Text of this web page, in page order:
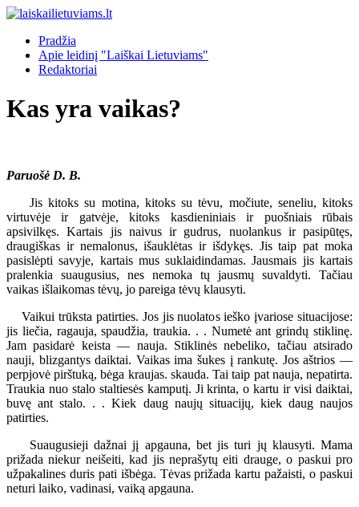
Pradžia
Apie leidinį "Laiškai Lietuviams"
Redaktoriai
Kas yra vaikas?
Paruošė D. B.
Jis kitoks su motina, kitoks su tėvu, močiute, seneliu, kitoks
virtuvėje ir gatvėje, kitoks kasdieniniais ir puošniais rūbais
apsivilkęs. Kartais jis naivus ir gudrus, nuolankus ir pasipūtęs,
draugiškas ir nemalonus, išauklėtas ir išdykęs. Jis taip pat moka
pasislėpti savyje, kartais mus suklaidindamas. Jausmais jis kartais
pralenkia suaugusius, nes nemoka tų jausmų suvaldyti. Tačiau
vaikas išlaikomas tėvų, jo pareiga tėvų klausyti.
Vaikui trūksta patirties. Jos jis nuolatos ieško įvariose situacijose:
jis liečia, ragauja, spaudžia, traukia. . . Numetė ant grindų stiklinę.
Jam pasidarė keista — nauja. Stiklinės nebeliko, tačiau atsirado
nauji, blizgantys daiktai. Vaikas ima šukes į rankutę. Jos aštrios —
perpjovė pirštuką, bėga kraujas. skauda. Tai taip pat nauja, nepatirta.
Traukia nuo stalo staltiesės kamputį. Ji krinta, o kartu ir visi daiktai,
buvę ant stalo. . . Kiek daug naujų situacijų, kiek daug naujos
patirties.
Suaugusieji dažnai jį apgauna, bet jis turi jų klausyti. Mama
prižada niekur neišeiti, kad jis neprašytų eiti drauge, o paskui pro
užpakalines duris pati išbėga. Tėvas prižada kartu pažaisti, o paskui
neturi laiko, vadinasi, vaiką apgauna.